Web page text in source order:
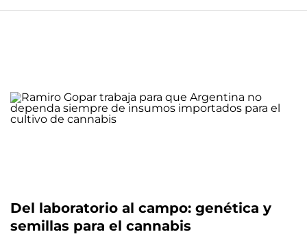
Del laboratorio al campo: genética y
semillas para el cannabis